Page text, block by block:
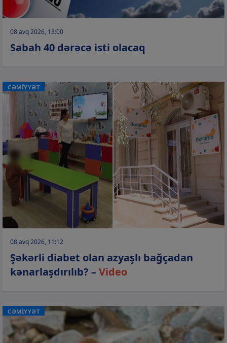
08 avq 2026, 13:00
Sabah 40 dərəcə isti olacaq
CƏMİYYƏT
08 avq 2026, 11:12
Şəkərli diabet olan azyaşlı bağçadan
kənarlaşdırılıb? –Video
CƏMİYYƏT